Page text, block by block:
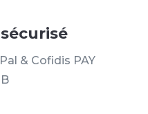
& Cofidis PAY